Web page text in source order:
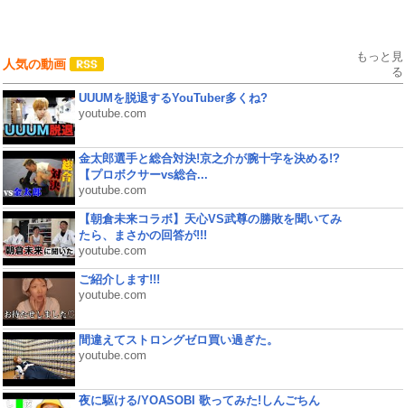
人気の動画
もっと見
る
UUUMを脱退するYouTuber多くね?
youtube.com
金太郎選手と総合対決!京之介が腕十字を決める!?
【プロボクサーvs総合...
youtube.com
【朝倉未来コラボ】天心VS武尊の勝敗を聞いてみ
たら、まさかの回答が!!!
youtube.com
ご紹介します!!!
youtube.com
間違えてストロングゼロ買い過ぎた。
youtube.com
夜に駆ける/YOASOBI 歌ってみた!しんごちん